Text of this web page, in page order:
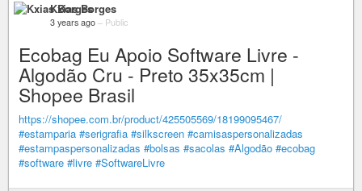
Kxias Borges
3 years ago – Public
Ecobag Eu Apoio Software Livre -
Algodão Cru - Preto 35x35cm |
Shopee Brasil
https://shopee.com.br/product/425505569/18199095467/
#estamparia #serigrafia #silkscreen #camisaspersonalizadas
#estampaspersonalizadas #bolsas #sacolas #Algodão #ecobag
#software #livre #SoftwareLivre